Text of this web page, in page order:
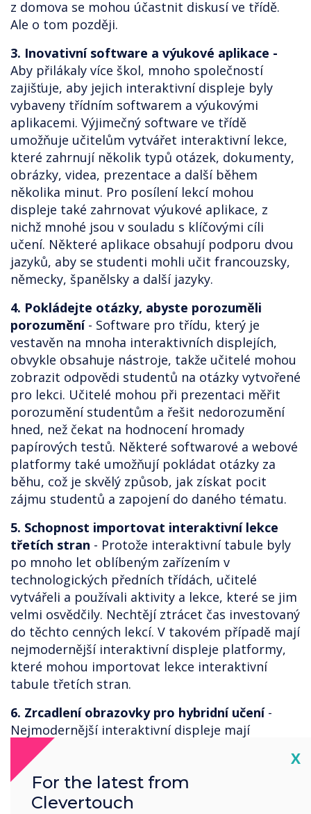
z domova se mohou účastnit diskusí ve třídě.
Ale o tom později.
3. Inovativní software a výukové aplikace -
Aby přilákaly více škol, mnoho společností
zajišťuje, aby jejich interaktivní displeje byly
vybaveny třídním softwarem a výukovými
aplikacemi. Výjimečný software ve třídě
umožňuje učitelům vytvářet interaktivní lekce,
které zahrnují několik typů otázek, dokumenty,
obrázky, videa, prezentace a další během
několika minut. Pro posílení lekcí mohou
displeje také zahrnovat výukové aplikace, z
nichž mnohé jsou v souladu s klíčovými cíli
učení. Některé aplikace obsahují podporu dvou
jazyků, aby se studenti mohli učit francouzsky,
německy, španělsky a další jazyky.
4. Pokládejte otázky, abyste porozuměli
porozumění- Software pro třídu, který je
vestavěn na mnoha interaktivních displejích,
obvykle obsahuje nástroje, takže učitelé mohou
zobrazit odpovědi studentů na otázky vytvořené
pro lekci. Učitelé mohou při prezentaci měřit
porozumění studentům a řešit nedorozumění
hned, než čekat na hodnocení hromady
papírových testů. Některé softwarové a webové
platformy také umožňují pokládat otázky za
běhu, což je skvělý způsob, jak získat pocit
zájmu studentů a zapojení do daného tématu.
5. Schopnost importovat interaktivní lekce
třetích stran - Protože interaktivní tabule byly
po mnoho let oblíbeným zařízením v
technologických předních třídách, učitelé
vytvářeli a používali aktivity a lekce, které se jim
velmi osvědčily. Nechtějí ztrácet čas investovaný
do těchto cenných lekcí. V takovém případě mají
nejmodernější interaktivní displeje platformy,
které mohou importovat lekce interaktivní
tabule třetích stran.
6. Zrcadlení obrazovky pro hybridní učení-
Nejmodernější interaktivní displeje mají
software pro zrcadlení obrazovky, který
umožňuje učitelům odesílat obrázky na displej
do studentských zařízení. Studenti mohou k
obrázkům přidávat poznámky, které může vidět
X
For the latest from
Clevertouch